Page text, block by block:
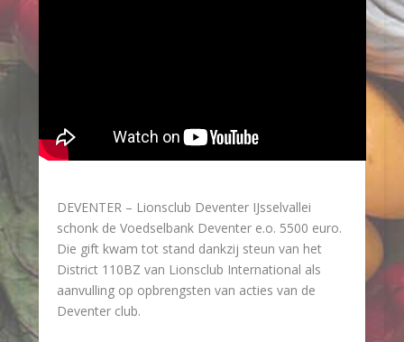
DEVENTER – Lionsclub Deventer IJsselvallei
schonk de Voedselbank Deventer e.o. 5500 euro.
Die gift kwam tot stand dankzij steun van het
District 110BZ van Lionsclub International als
aanvulling op opbrengsten van acties van de
Deventer club.